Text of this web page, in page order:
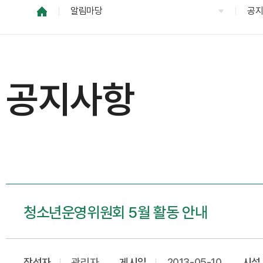
알림마당 공
공지사항
청소년운영위원회 5월 활동 안내